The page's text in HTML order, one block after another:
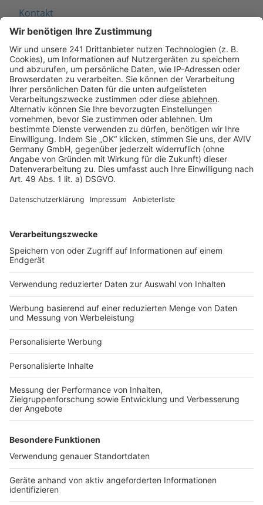
Kontakt
Seitenaufbau
Barrierefreiheit
Cookie Einstellungen
Rechtliches
AGB-Übersicht
Datenschutz
Impressum
Services
Bauprojekt-Quiz
Häuser-Suche
Hausanbieter-Suche
Bauprojekt-Profil
Für Unternehmen
Ihre Baufirma auf bauen.de
Kostenloses Infogespräch